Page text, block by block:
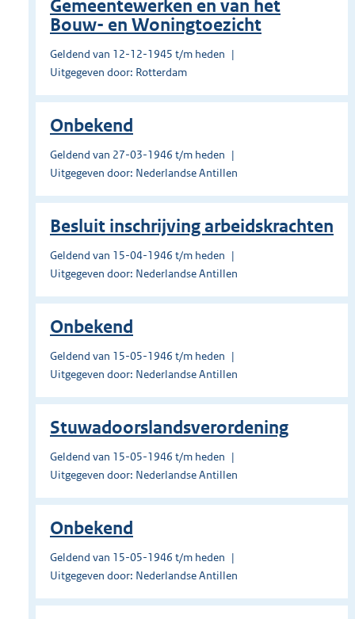
Gemeentewerken en van het
Bouw- en Woningtoezicht
Geldend van 12-12-1945 t/m heden
Uitgegeven door: Rotterdam
Onbekend
Geldend van 27-03-1946 t/m heden
Uitgegeven door: Nederlandse Antillen
Besluit inschrijving arbeidskrachten
Geldend van 15-04-1946 t/m heden
Uitgegeven door: Nederlandse Antillen
Onbekend
Geldend van 15-05-1946 t/m heden
Uitgegeven door: Nederlandse Antillen
Stuwadoorslandsverordening
Geldend van 15-05-1946 t/m heden
Uitgegeven door: Nederlandse Antillen
Onbekend
Geldend van 15-05-1946 t/m heden
Uitgegeven door: Nederlandse Antillen